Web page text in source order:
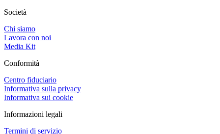
Società
Chi siamo
Lavora con noi
Media Kit
Conformità
Centro fiduciario
Informativa sulla privacy
Informativa sui cookie
Informazioni legali
Termini di servizio